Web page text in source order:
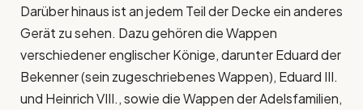
Darüber hinaus ist an jedem Teil der Decke ein anderes
Gerät zu sehen. Dazu gehören die Wappen
verschiedener englischer Könige, darunter Eduard der
Bekenner (sein zugeschriebenes Wappen), Eduard III.
und Heinrich VIII., sowie die Wappen der Adelsfamilien,